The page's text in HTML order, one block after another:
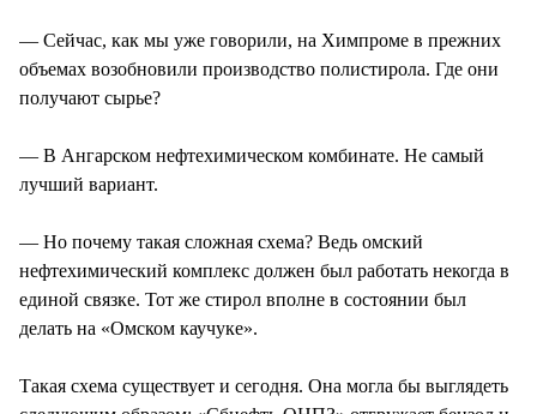
— Сейчас, как мы уже говорили, на Химпроме в прежних
объемах возобновили производство полистирола. Где они
получают сырье?
— В Ангарском нефтехимическом комбинате. Не самый
лучший вариант.
— Но почему такая сложная схема? Ведь омский
нефтехимический комплекс должен был работать некогда в
единой связке. Тот же стирол вполне в состоянии был
делать на «Омском каучуке».
Такая схема существует и сегодня. Она могла бы выглядеть